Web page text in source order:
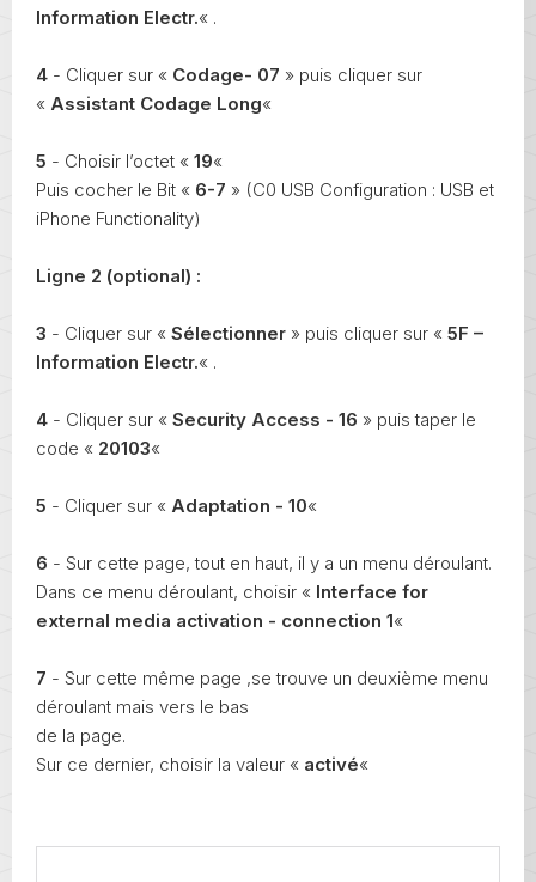
Information Electr.« .
4 - Cliquer sur « Codage- 07 » puis cliquer sur
« Assistant Codage Long«
5 - Choisir l’octet « 19«
Puis cocher le Bit « 6-7 » (C0 USB Configuration : USB et
iPhone Functionality)
Ligne 2 (optional) :
3 - Cliquer sur « Sélectionner » puis cliquer sur « 5F –
Information Electr.« .
4 - Cliquer sur « Security Access - 16 » puis taper le
code « 20103«
5 - Cliquer sur « Adaptation - 10«
6 - Sur cette page, tout en haut, il y a un menu déroulant.
Dans ce menu déroulant, choisir « Interface for
external media activation - connection 1«
7 - Sur cette même page ,se trouve un deuxième menu
déroulant mais vers le bas
de la page.
Sur ce dernier, choisir la valeur « activé«